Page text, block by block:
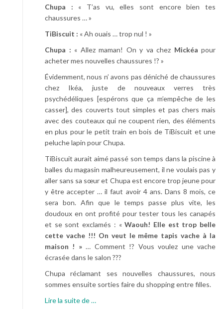
Chupa : « T’as vu, elles sont encore bien tes
chaussures … »
TiBiscuit : « Ah ouais … trop nul ! »
Chupa : « Allez maman! On y va chez Mickéa pour
acheter mes nouvelles chaussures !? »
Évidemment, nous n’ avons pas déniché de chaussures
chez Ikéa, juste de nouveaux verres très
psychédéliques [espérons que ça m’empêche de les
casser], des couverts tout simples et pas chers mais
avec des couteaux qui ne coupent rien, des éléments
en plus pour le petit train en bois de TiBiscuit et une
peluche lapin pour Chupa.
TiBiscuit aurait aimé passé son temps dans la piscine à
balles du magasin malheureusement, il ne voulais pas y
aller sans sa sœur et Chupa est encore trop jeune pour
y être accepter … il faut avoir 4 ans. Dans 8 mois, ce
sera bon. Afin que le temps passe plus vite, les
doudoux en ont profité pour tester tous les canapés
et se sont exclamés : «Waouh! Elle est trop belle
cette vache !!! On veut le même tapis vache à la
maison ! »… Comment !? Vous voulez une vache
écrasée dans le salon ???
Chupa réclamant ses nouvelles chaussures, nous
sommes ensuite sorties faire du shopping entre filles.
Lire la suite de…